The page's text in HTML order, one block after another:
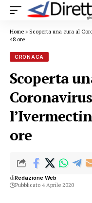
Home » Scoperta una cura al
48 ore
CRONACA
Scoperta
ore
diRedazione Web
Pubblicato 4 Aprile 2020